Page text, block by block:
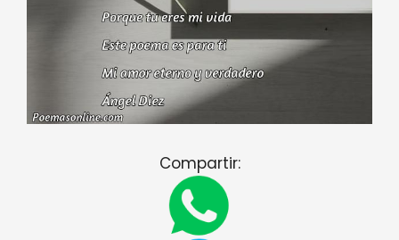
Compartir: